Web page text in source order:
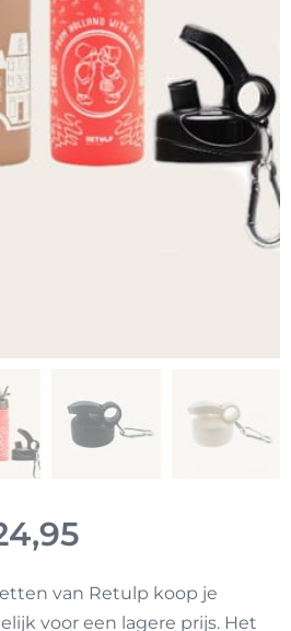
prijs
van Retulp koop je
voor een lagere prijs. Het